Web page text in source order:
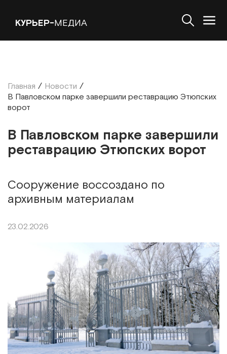
КУРЬЕР-МЕДИА
Главная / Новости /
В Павловском парке завершили реставрацию Этюпских
ворот
В Павловском парке завершили
реставрацию Этюпских ворот
Сооружение воссоздано по
архивным материалам
23.02.2026